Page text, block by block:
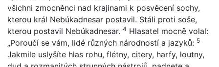
všichni zmocněnci nad krajinami k posvěcení sochy,
kterou král Nebúkadnesar postavil. Stáli proti soše,
kterou postavil Nebúkadnesar. 4 Hlasatel mocně volal:
„Poroučí se vám, lidé různých národností a jazyků: 5
Jakmile uslyšíte hlas rohu, flétny, citery, harfy, loutny,